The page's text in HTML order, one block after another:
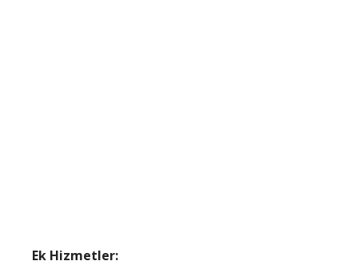
Ek Hizmetler: